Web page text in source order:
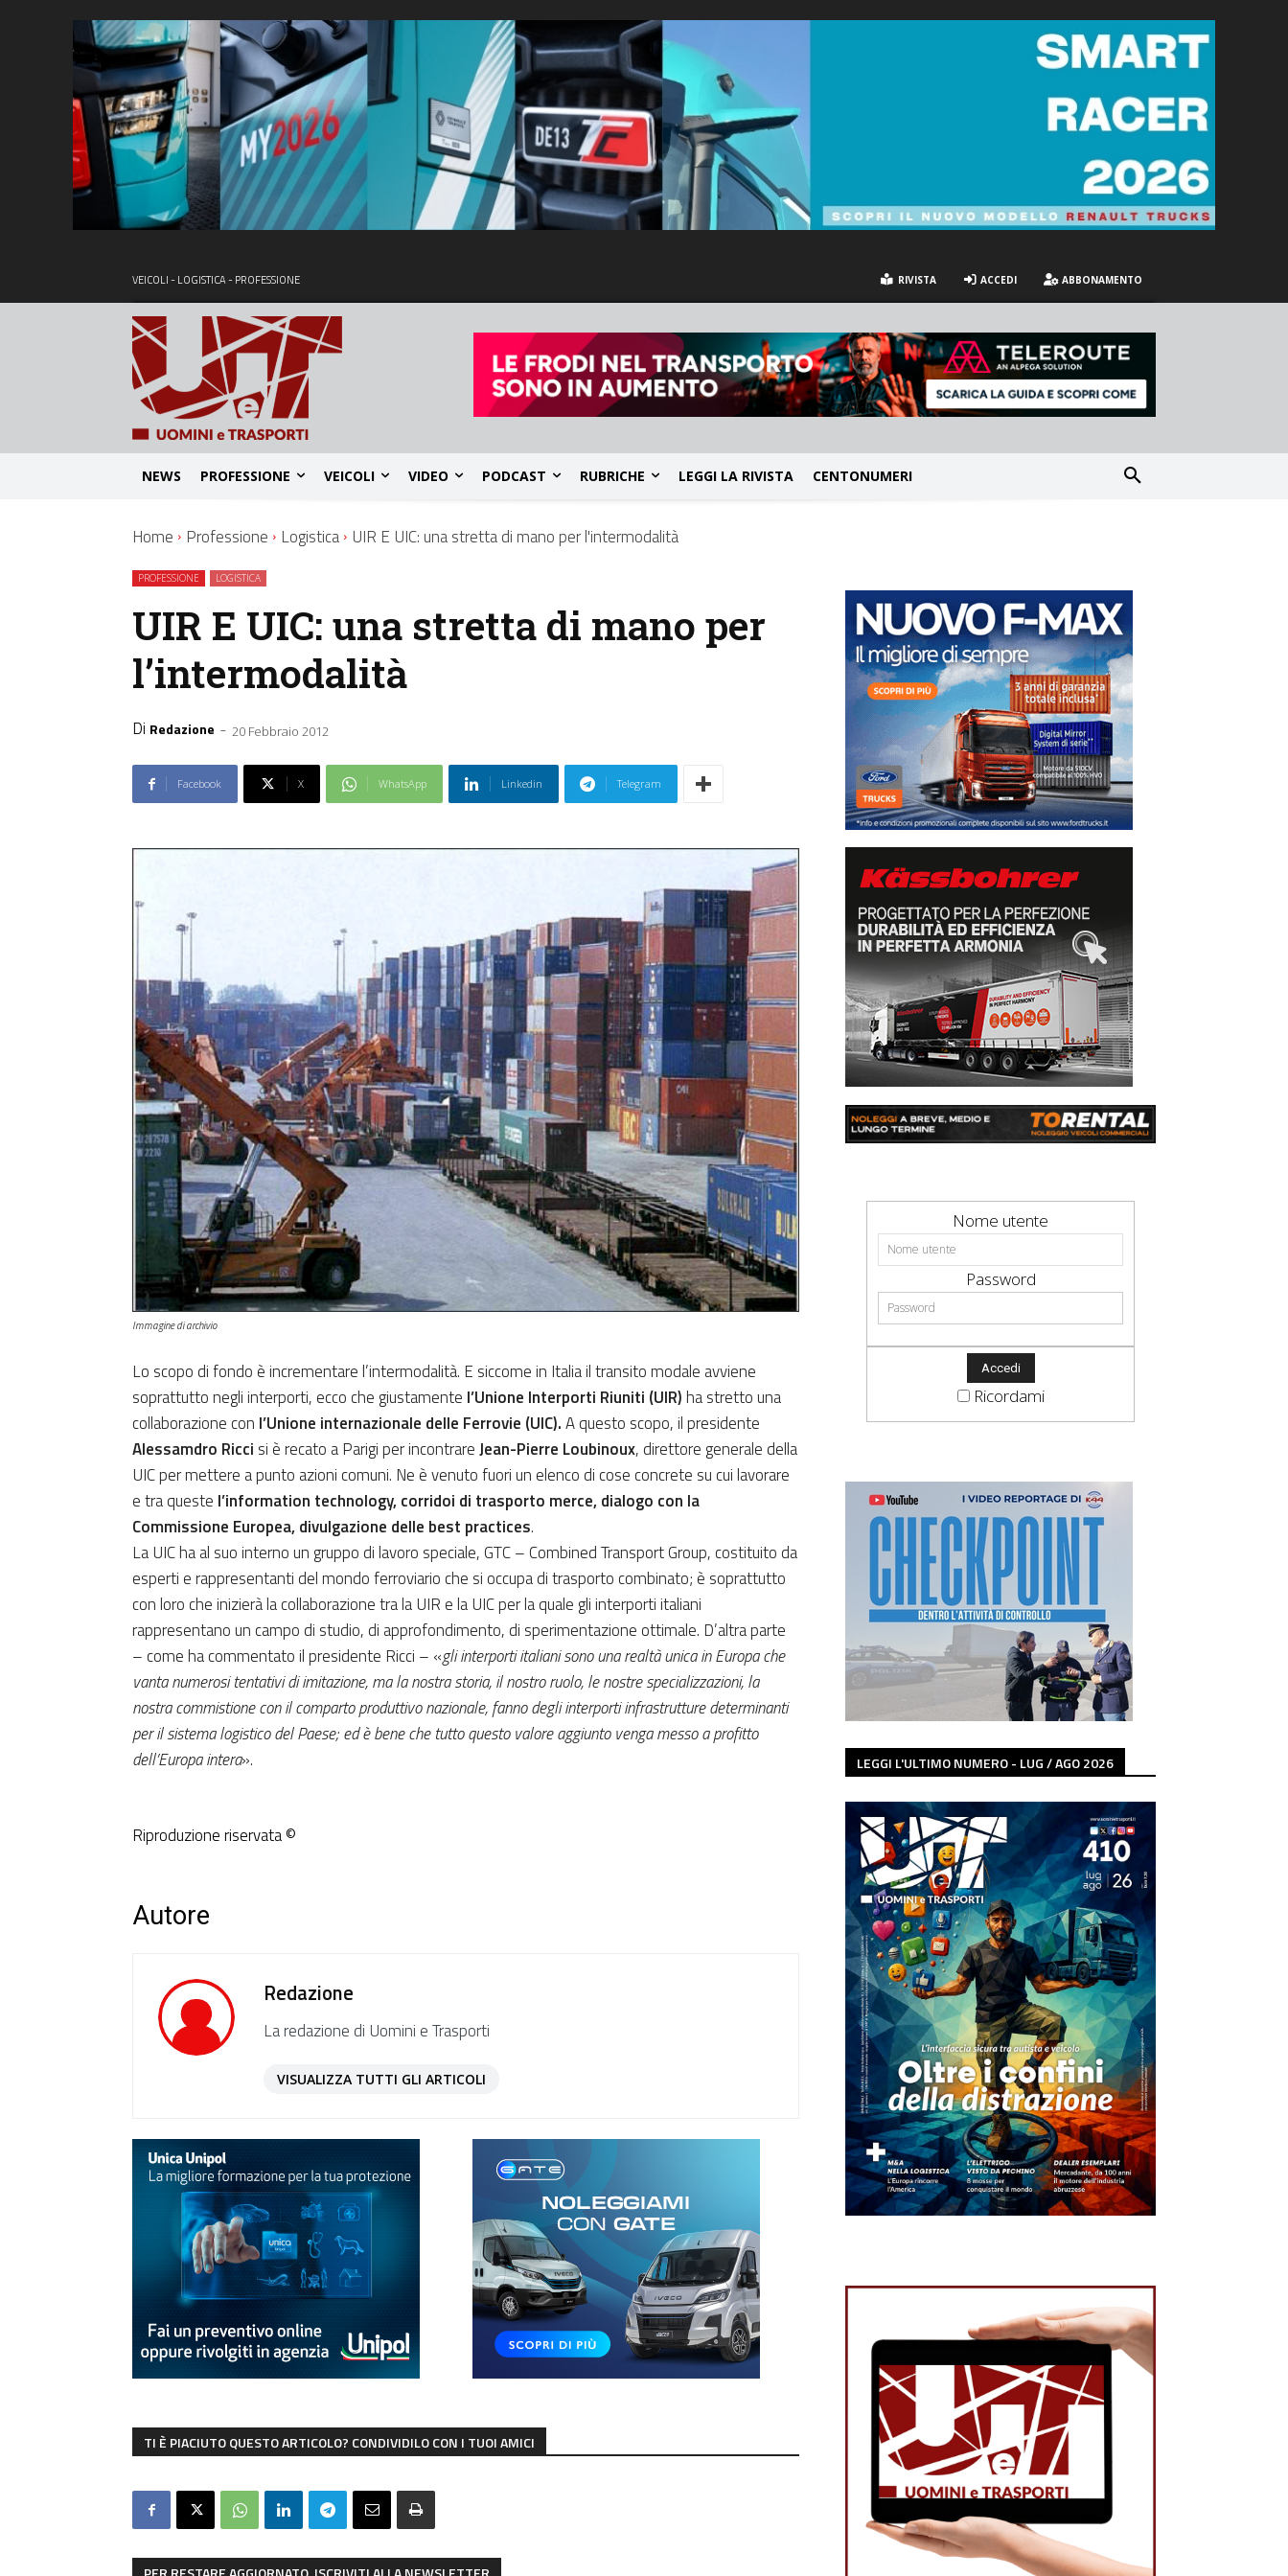
VEICOLI - LOGISTICA - PROFESSIONE RIVISTA ACCEDI ABBONAMENTO
NEWS PROFESSIONE VEICOLI VIDEO PODCAST RUBRICHE LEGGI LA RIVISTA CENTONUMERI
Home Professione Logistica UIR E UIC: una stretta di mano per l'intermodalità
PROFESSIONE LOGISTICA
UIR E UIC: una stretta di mano per
l’intermodalità
Di Redazione - 20 Febbraio 2012
Facebook X WhatsApp Linkedin Telegram
Immagine di archivio
Lo scopo di fondo è incrementare l’intermodalità. E siccome in Italia il transito modale avviene
soprattutto negli interporti, ecco che giustamente l’Unione Interporti Riuniti (UIR)ha stretto una
collaborazione con l’Unione internazionale delle Ferrovie (UIC).A questo scopo, il presidente
Alessamdro Ricci si è recato a Parigi per incontrareJean-Pierre Loubinoux, direttore generale della
UIC per mettere a punto azioni comuni. Ne è venuto fuori un elenco di cose concrete su cui lavorare
e tra queste l’information technology, corridoi di trasporto merce, dialogo con la
Commissione Europea, divulgazione delle best practices.
La UIC ha al suo interno un gruppo di lavoro speciale, GTC – Combined Transport Group, costituito da
esperti e rappresentanti del mondo ferroviario che si occupa di trasporto combinato; è soprattutto
con loro che inizierà la collaborazione tra la UIR e la UIC per la quale gli interporti italiani
rappresentano un campo di studio, di approfondimento, di sperimentazione ottimale. D’altra parte
– come ha commentato il presidente Ricci – «gli interporti italiani sono una realtà unica in Europa che
vanta numerosi tentativi di imitazione, ma la nostra storia, il nostro ruolo, le nostre specializzazioni, la
nostra commistione con il comparto produttivo nazionale, fanno degli interporti infrastrutture determinanti
per il sistema logistico del Paese; ed è bene che tutto questo valore aggiunto venga messo a profitto
dell’Europa intera».
Riproduzione riservata ©
Autore
Redazione
La redazione di Uomini e Trasporti
VISUALIZZA TUTTI GLI ARTICOLI
TI È PIACIUTO QUESTO ARTICOLO? CONDIVIDILO CON I TUOI AMICI
Nome utente
Password
Ricordami
LEGGI L'ULTIMO NUMERO - LUG / AGO 2026